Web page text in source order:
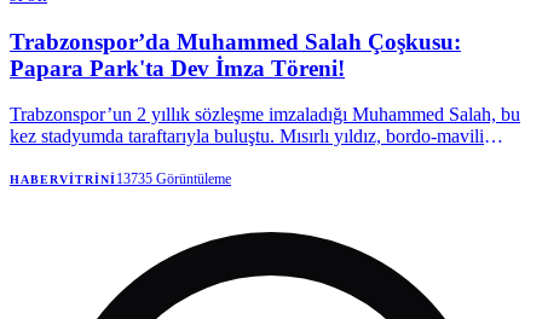
Trabzonspor’da Muhammed Salah Çoşkusu:
Papara Park'ta Dev İmza Töreni!
Trabzonspor’un 2 yıllık sözleşme imzaladığı Muhammed Salah, bu
kez stadyumda taraftarıyla buluştu. Mısırlı yıldız, bordo-mavili
HABERVITRINI13735 Görüntüleme